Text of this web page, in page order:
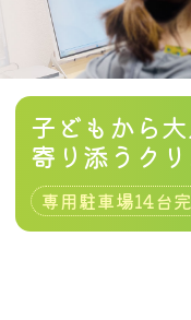
子どもから
寄り添うク
専用駐車場14台